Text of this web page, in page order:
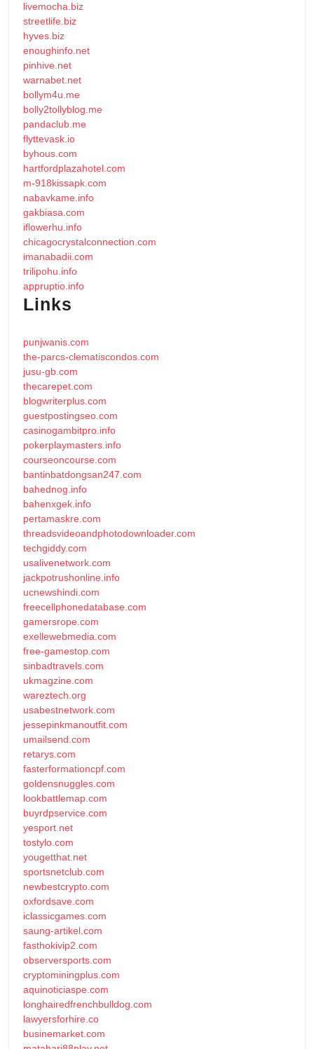
livemocha.biz
streetlife.biz
hyves.biz
enoughinfo.net
pinhive.net
warnabet.net
bollym4u.me
bolly2tollyblog.me
pandaclub.me
flyttevask.io
byhous.com
hartfordplazahotel.com
m-918kissapk.com
nabavkame.info
gakbiasa.com
iflowerhu.info
chicagocrystalconnection.com
imanabadii.com
trilipohu.info
appruptio.info
Links
punjwanis.com
the-parcs-clematiscondos.com
jusu-gb.com
thecarepet.com
blogwriterplus.com
guestpostingseo.com
casinogambitpro.info
pokerplaymasters.info
courseoncourse.com
bantinbatdongsan247.com
bahednog.info
bahenxgek.info
pertamaskre.com
threadsvideoandphotodownloader.com
techgiddy.com
usalivenetwork.com
jackpotrushonline.info
ucnewshindi.com
freecellphonedatabase.com
gamersrope.com
exellewebmedia.com
free-gamestop.com
sinbadtravels.com
ukmagzine.com
wareztech.org
usabestnetwork.com
jessepinkmanoutfit.com
umailsend.com
retarys.com
fasterformationcpf.com
goldensnuggles.com
lookbattlemap.com
buyrdpservice.com
yesport.net
tostylo.com
yougetthat.net
sportsnetclub.com
newbestcrypto.com
oxfordsave.com
iclassicgames.com
saung-artikel.com
fasthokivip2.com
observersports.com
cryptominingplus.com
aquinoticiaspe.com
longhairedfrenchbulldog.com
lawyersforhire.co
businemarket.com